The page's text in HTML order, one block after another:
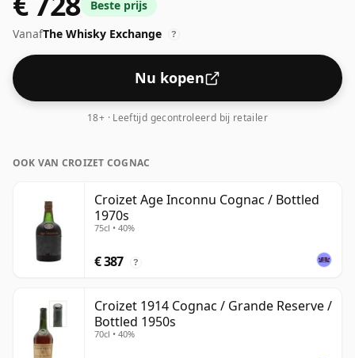
Beste prijs
VanafThe Whisky Exchange ?
Nu kopen
18+ · Leeftijd gecontroleerd bij retailer
OOK VAN CROIZET COGNAC
Croizet Age Inconnu Cognac / Bottled
1970s
75cl • 40%
€ 387 ?
Croizet 1914 Cognac / Grande Reserve /
Bottled 1950s
70cl • 40%